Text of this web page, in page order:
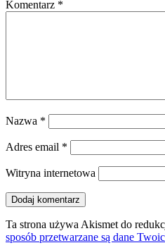
Komentarz *
Nazwa *
Adres email *
Witryna internetowa
Ta strona używa Akismet do
sposób przetwarzane są dane